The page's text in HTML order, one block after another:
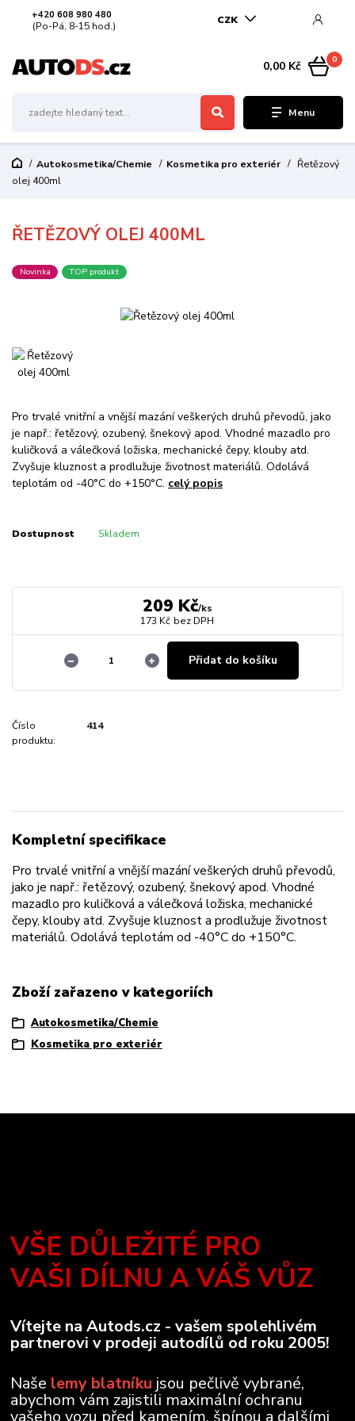
Menu
CZK
+420 608 980 480
(Po-Pá, 8-15 hod.)
0
0,00 Kč
Autokosmetika/Chemie Kosmetika pro exteriér
Řetězový
olej 400ml
ŘETĚZOVÝ OLEJ 400ML
Novinka TOP produkt
Pro trvalé vnitřní a vnější mazání veškerých druhů převodů, jako
je např.: řetězový, ozubený, šnekový apod. Vhodné mazadlo pro
kuličková a válečková ložiska, mechanické čepy, klouby atd.
Zvyšuje kluznost a prodlužuje životnost materiálů. Odolává
teplotám od -40°C do +150°C. celý popis
Dostupnost Skladem
209 Kč/ks
173 Kč bez DPH
Přidat do košíku
Číslo
produktu:
414
Kompletní specifikace
Pro trvalé vnitřní a vnější mazání veškerých druhů převodů,
jako je např.: řetězový, ozubený, šnekový apod. Vhodné
mazadlo pro kuličková a válečková ložiska, mechanické
čepy, klouby atd. Zvyšuje kluznost a prodlužuje životnost
materiálů. Odolává teplotám od -40°C do +150°C.
Zboží zařazeno v kategoriích
Autokosmetika/Chemie
Kosmetika pro exteriér
VŠE DŮLEŽITÉ PRO
VAŠI DÍLNU A VÁŠ VŮZ
Vítejte na Autods.cz - vašem spolehlivém
partnerovi v prodeji autodílů od roku 2005!
Naše lemy blatníku jsou pečlivě vybrané,
abychom vám zajistili maximální ochranu
vašeho vozu před kamením, špínou a dalšími